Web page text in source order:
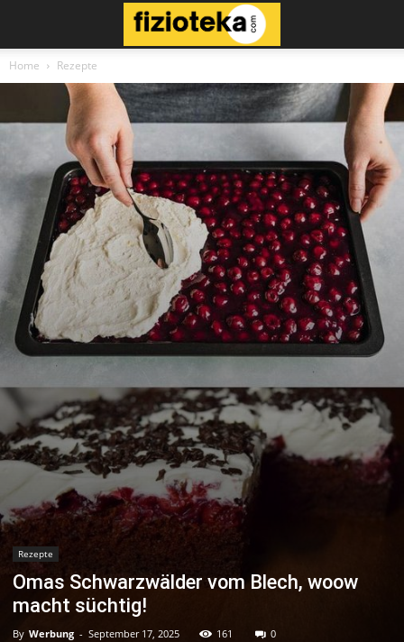
Home Rezepte
Rezepte
Omas Schwarzwälder vom Blech, woow
macht süchtig!
By Werbung - September 17, 2025 161 0